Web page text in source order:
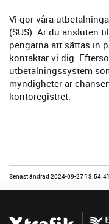
Vi gör våra
(SUS). Är du ansluten
pengarna att sättas in
kontaktar vi dig.
utbetalningssystem
myndigheter är
kontoregistret.
Senast ändrad 2024-09-27 13:54:41